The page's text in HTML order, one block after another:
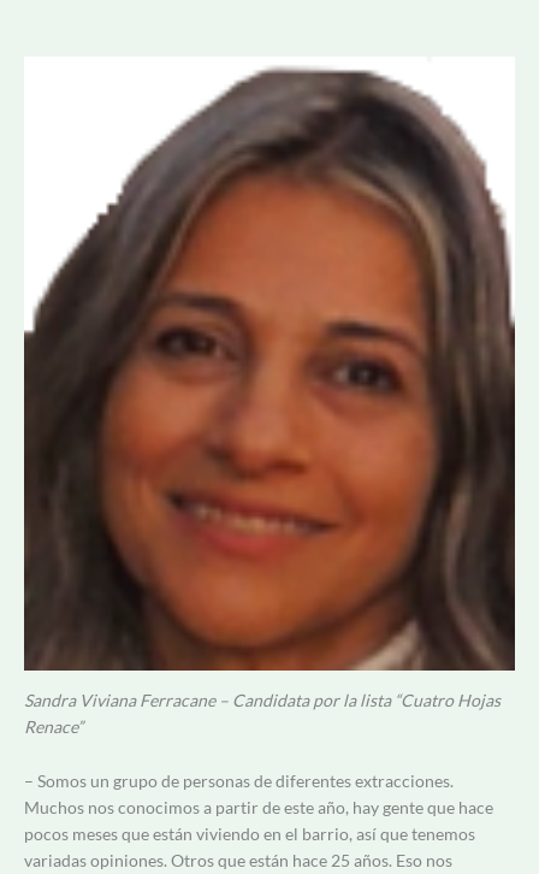
Sandra Viviana Ferracane – Candidata por la lista “Cuatro Hojas
Renace”
– Somos un grupo de personas de diferentes extracciones.
Muchos nos conocimos a partir de este año, hay gente que hace
pocos meses que están viviendo en el barrio, así que tenemos
variadas opiniones. Otros que están hace 25 años. Eso nos